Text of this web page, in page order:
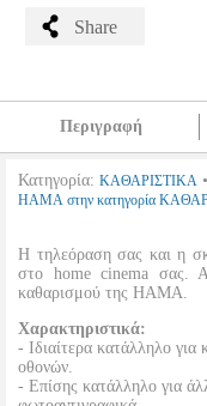
Share
Περιγραφή
Κατηγορία: ΚΑΘΑΡΙΣΤΙΚΑ •
HAMA στην κατηγορία
Η τηλεόραση σας και η
στο home cinema σας.
καθαρισμού της HAMA.
Χαρακτηριστικά:
- Ιδιαίτερα κατάλληλο για
οθονών.
- Επίσης κατάλληλο για